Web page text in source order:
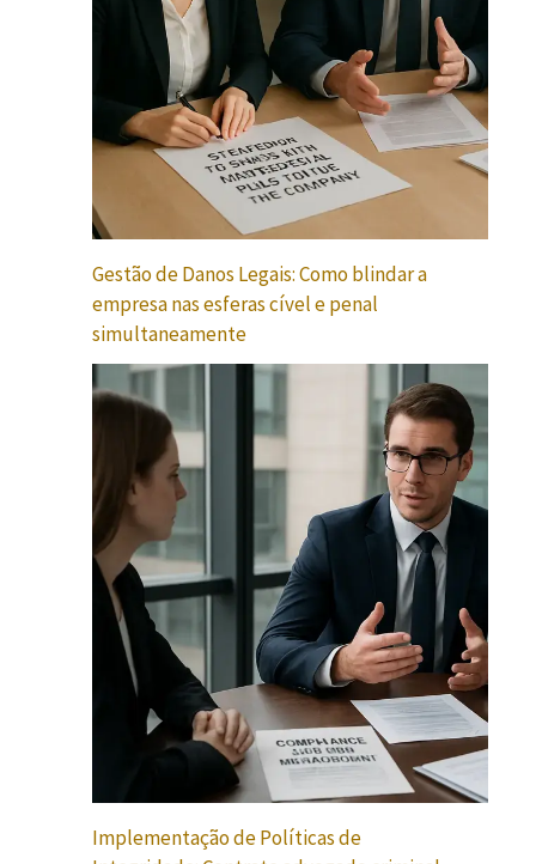
Gestão de Danos Legais: Como blindar a
empresa nas esferas cível e penal
simultaneamente
Implementação de Políticas de